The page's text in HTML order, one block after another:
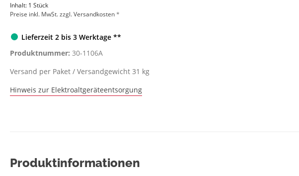
Inhalt: 1 Stück
Preise inkl. MwSt. zzgl. Versandkosten*
Lieferzeit 2 bis 3 Werktage **
Produktnummer: 30-1106A
Versand per Paket / Versandgewicht 31 kg
Hinweis zur Elektroaltgeräteentsorgung
Produktinformationen